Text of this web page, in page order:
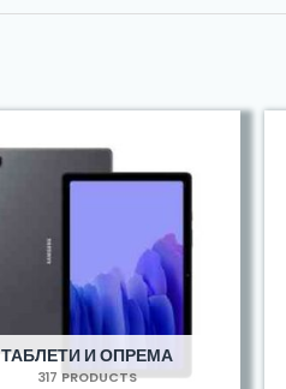
ТАБЛЕТИ И ОПРЕМА
317 PRODUCTS